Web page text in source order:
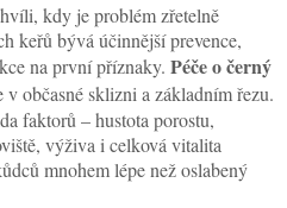
kdy je problém zřetelně
keřů bývá účinnější prevence,
na první příznaky. Péče o černý
v občasné sklizni a základním řezu.
faktorů – hustota porostu,
výživa i celková vitalita
mnohem lépe než oslabený